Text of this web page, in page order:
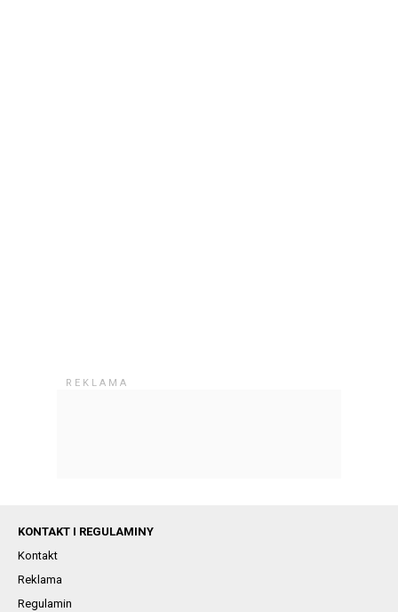
KONTAKT I REGULAMINY
Kontakt
Reklama
Regulamin